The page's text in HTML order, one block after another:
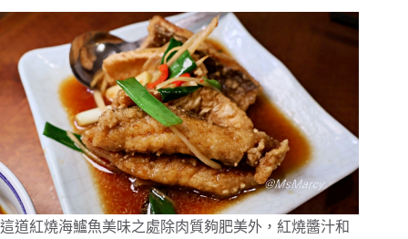
這道紅燒海鱸魚美味之處除肉質夠肥美外，紅燒醬汁和